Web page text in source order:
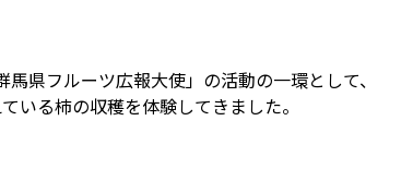
県フルーツ広報大使」の活動の一環として、
る柿の収穫を体験してきました。